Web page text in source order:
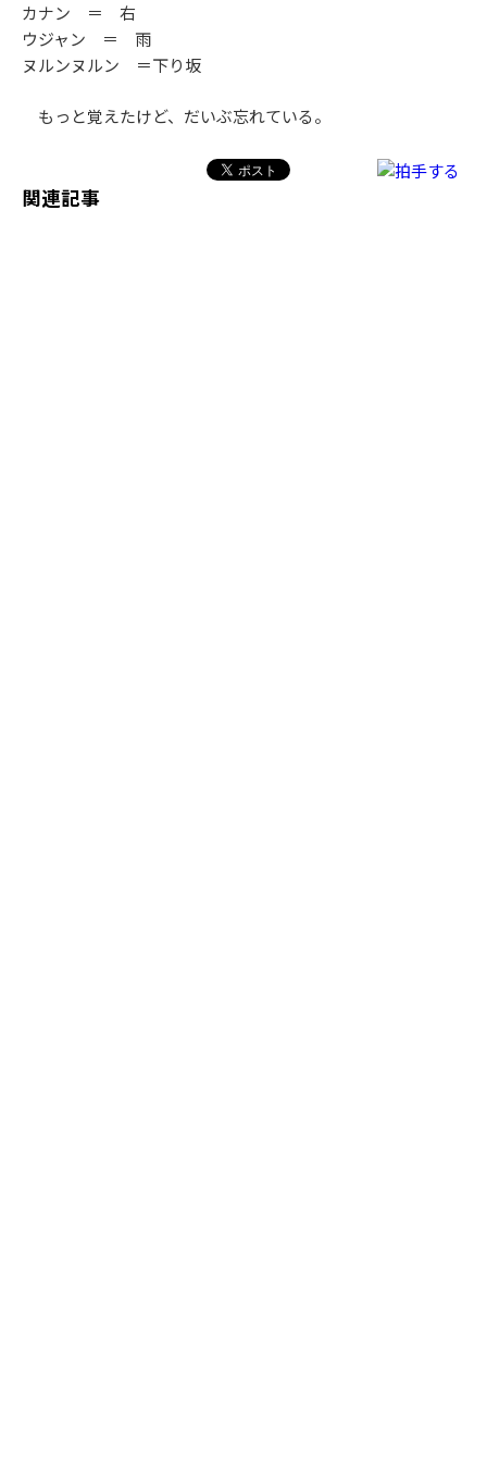
カナン ＝ 右
ウジャン ＝ 雨
ヌルンヌルン ＝下り坂
もっと覚えたけど、だいぶ忘れている。
関連記事